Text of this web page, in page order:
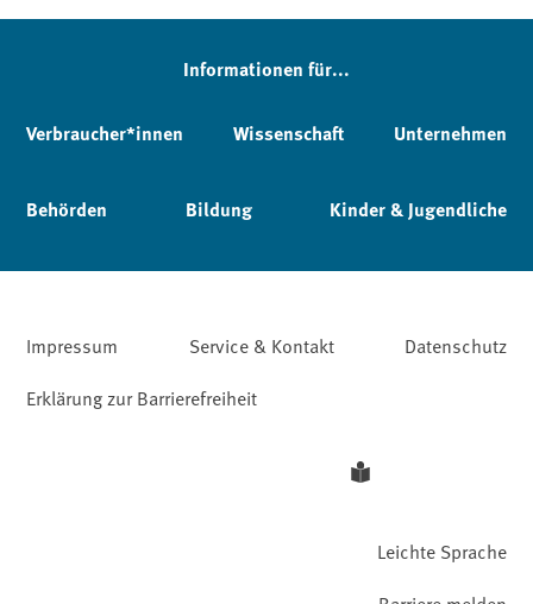
Informationen für...
Verbraucher*innen Wissenschaft Unternehmen
Behörden Bildung Kinder & Jugendliche
Impressum Service & Kontakt
Datenschutz
Erklärung zur Barrierefreiheit
Leichte Sprache